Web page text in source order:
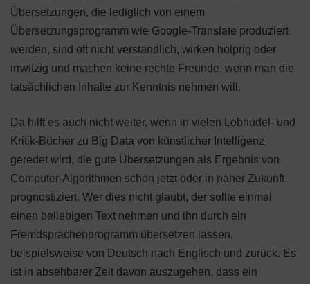
Übersetzungen, die lediglich von einem
Übersetzungsprogramm wie Google-Translate produziert
werden, sind oft nicht verständlich, wirken holprig oder
irrwitzig und machen keine rechte Freunde, wenn man die
tatsächlichen Inhalte zur Kenntnis nehmen will.
Da hilft es auch nicht weiter, wenn in vielen Lobhudel- und
Kritik-Bücher zu Big Data von künstlicher Intelligenz
geredet wird, die gute Übersetzungen als Ergebnis von
Computer-Algorithmen schon jetzt oder in naher Zukunft
prognostiziert. Wer dies nicht glaubt, der sollte einmal
einen beliebigen Text nehmen und ihn durch ein
Fremdsprachenprogramm übersetzen lassen,
beispielsweise von Deutsch nach Englisch und zurück. Es
ist in absehbarer Zeit davon auszugehen, dass ein